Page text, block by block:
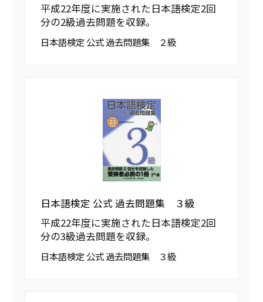
平成22年度に実施された日本語検定2回
分の2級過去問題を収録。
日本語検定 公式 過去問題集 ２級
日本語検定 公式 過去問題集 ３級
平成22年度に実施された日本語検定2回
分の3級過去問題を収録。
日本語検定 公式 過去問題集 ３級